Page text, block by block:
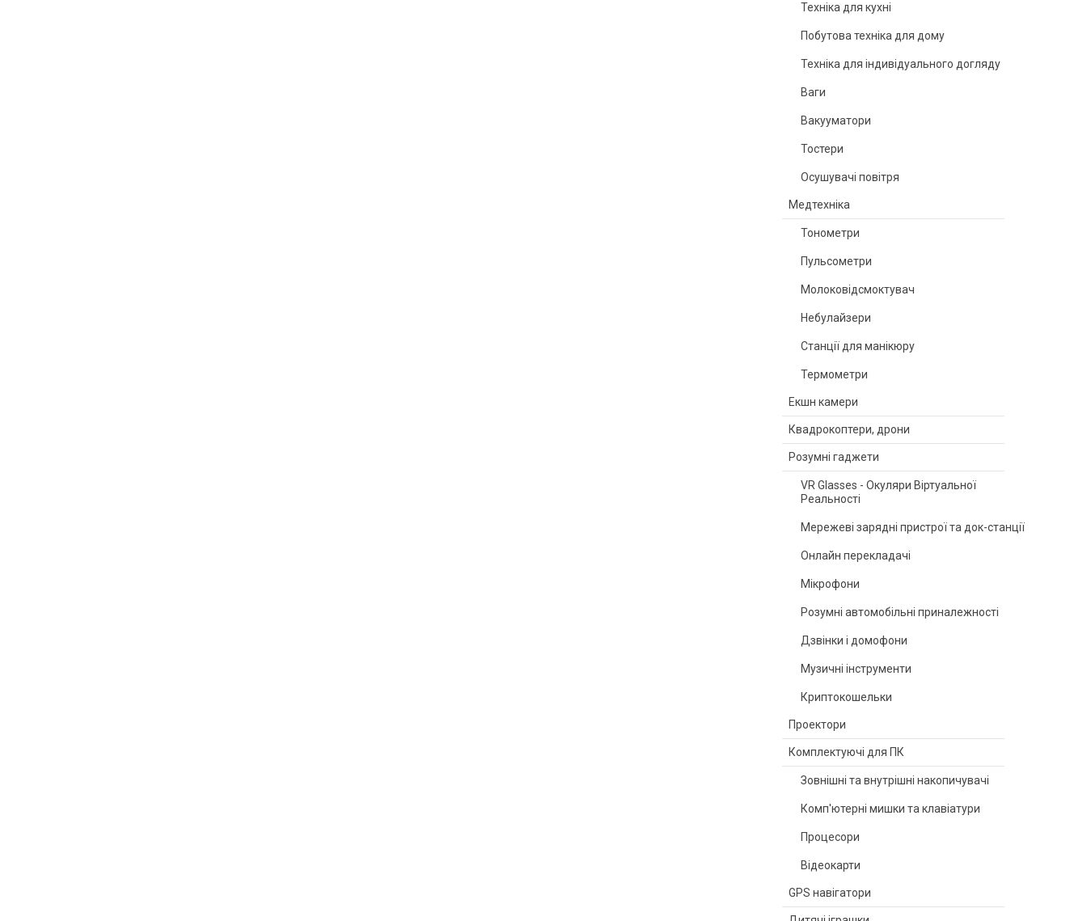
Техніка для кухні
Побутова техніка для дому
Техніка для індивідуального догляду
Ваги
Вакууматори
Тостери
Осушувачі повітря
Медтехніка
Тонометри
Пульсометри
Молоковідсмоктувач
Небулайзери
Станції для манікюру
Термометри
Екшн камери
Квадрокоптери, дрони
Розумні гаджети
VR Glasses - Окуляри Віртуальної
Реальності
Мережеві зарядні пристрої та док-станції
Онлайн перекладачі
Мікрофони
Розумні автомобільні приналежності
Дзвінки і домофони
Музичні інструменти
Криптокошельки
Проектори
Комплектуючі для ПК
Зовнішні та внутрішні накопичувачі
Комп'ютерні мишки та клавіатури
Процесори
Відеокарти
GPS навігатори